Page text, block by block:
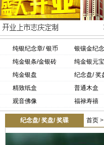
纯银纪念章/ 银币
银镶金纪
纯金银条/金银砖
纯金银元宝
纯金银盘
纪念盘/ 奖
精致纸盒
普通木盒
观音佛像 福禄寿禧
纪念盘/ 奖盘/ 奖碟 首页